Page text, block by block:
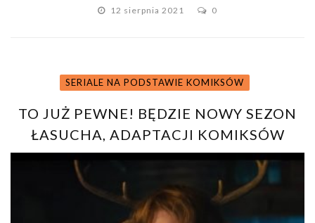
12 sierpnia 2021
0
SERIALE NA PODSTAWIE KOMIKSÓW
TO JUŻ PEWNE! BĘDZIE NOWY SEZON
ŁASUCHA, ADAPTACJI KOMIKSÓW
JEFFA LEMIRE